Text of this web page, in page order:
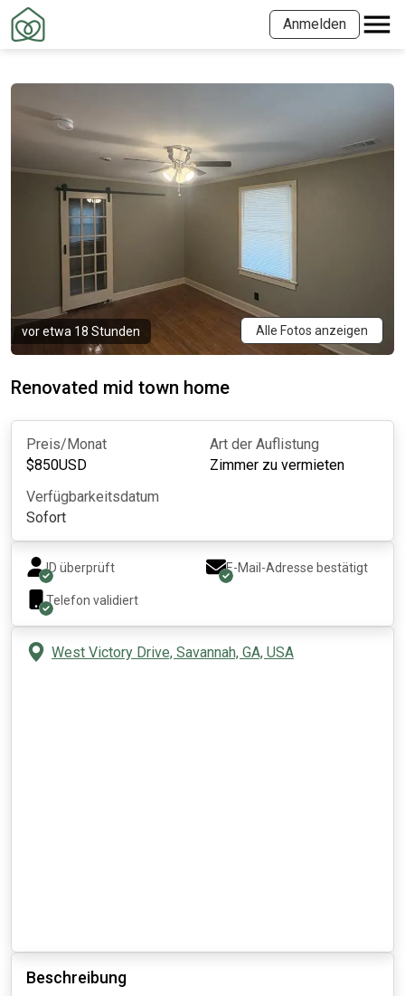
Anmelden
vor etwa 18 Stunden Alle Fotos anzeigen
Renovated mid town home
Preis/Monat
$850USD
Art der Auflistung
Zimmer zu vermieten
Verfügbarkeitsdatum
Sofort
ID überprüft E-Mail-Adresse bestätigt
Telefon validiert
West Victory Drive, Savannah, GA, USA
Beschreibung